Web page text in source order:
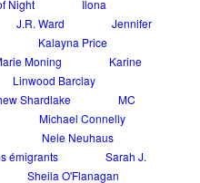
Night
Ilona
J.R. Ward
Jennifer
Kalayna Price
Moning
Karine
Linwood Barclay
Shardlake
MC
Michael Connelly
Nele Neuhaus
émigrants
Sarah J.
Sheila O'Flanagan